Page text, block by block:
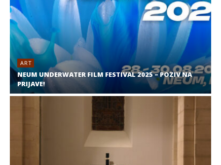
ART
NEUM UNDERWATER FILM FESTIVAL 2025 – POZIV NA
PRIJAVE!